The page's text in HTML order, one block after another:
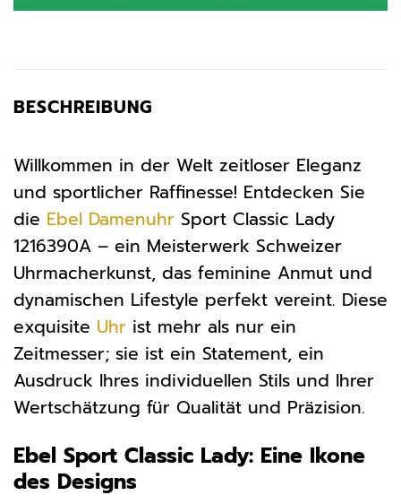
BESCHREIBUNG
Willkommen in der Welt zeitloser Eleganz
und sportlicher Raffinesse! Entdecken Sie
die Ebel Damenuhr Sport Classic Lady
1216390A – ein Meisterwerk Schweizer
Uhrmacherkunst, das feminine Anmut und
dynamischen Lifestyle perfekt vereint. Diese
exquisite Uhr ist mehr als nur ein
Zeitmesser; sie ist ein Statement, ein
Ausdruck Ihres individuellen Stils und Ihrer
Wertschätzung für Qualität und Präzision.
Ebel Sport Classic Lady: Eine Ikone
des Designs